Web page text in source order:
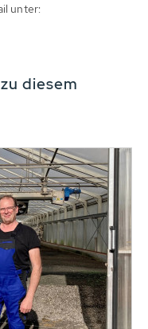
unter:
diesem